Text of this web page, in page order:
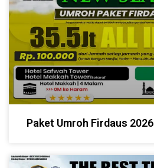
Paket Umroh Firdaus 2026